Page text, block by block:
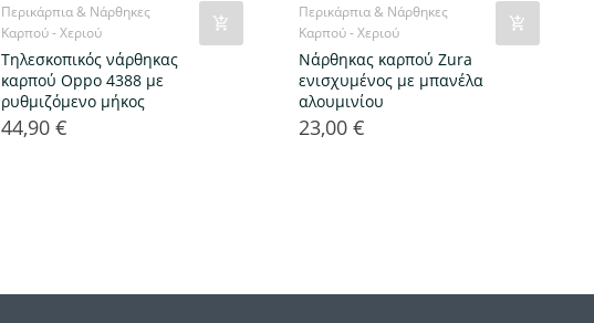
Περικάρπια & Νάρθηκες
Καρπού - Χεριού
Τηλεσκοπικός νάρθηκας
καρπού Oppo 4388 με
ρυθμιζόμενο μήκος
Τιμή
44,90 €
Περικάρπια & Νάρθηκες
Καρπού - Χεριού
Νάρθηκας καρπού Zura
ενισχυμένος με μπανέλα
αλουμινίου
Τιμή
23,00 €